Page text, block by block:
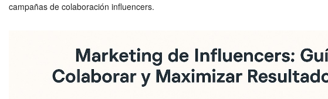
campañas de colaboración influencers.